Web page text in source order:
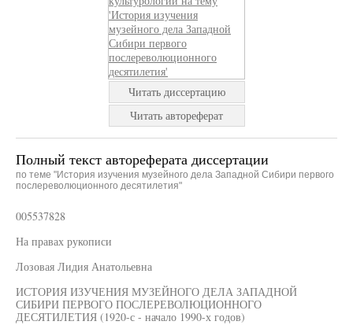
Читать диссертацию
Читать автореферат
Полный текст автореферата диссертации
по теме "История изучения музейного дела Западной Сибири первого
послереволюционного десятилетия"
005537828
На правах рукописи
Лозовая Лидия Анатольевна
ИСТОРИЯ ИЗУЧЕНИЯ МУЗЕЙНОГО ДЕЛА ЗАПАДНОЙ
СИБИРИ ПЕРВОГО ПОСЛЕРЕВОЛЮЦИОННОГО
ДЕСЯТИЛЕТИЯ (1920-с - начало 1990-х годов)